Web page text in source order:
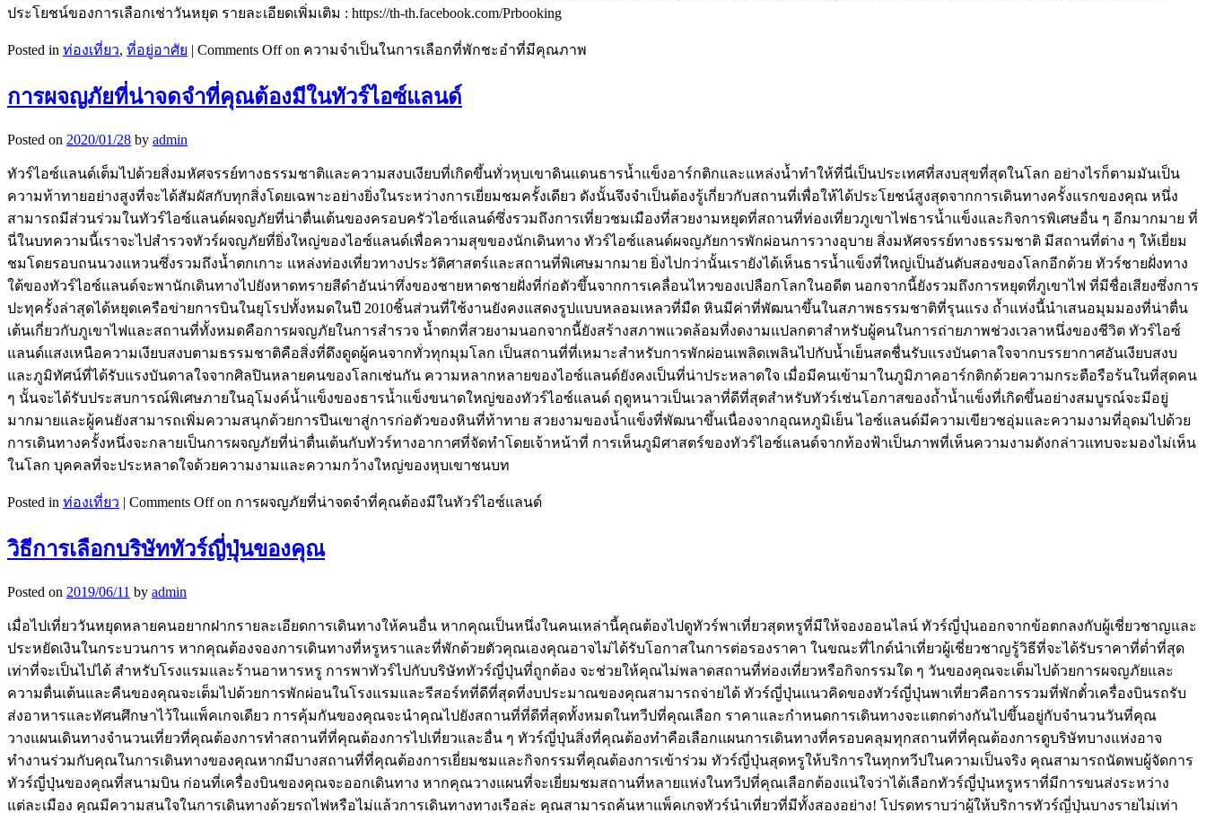
ประโยชน์ของการเลือกเช่าวันหยุด รายละเอียดเพิ่มเติม : https://th-th.facebook.com/Prbooking
Posted in ท่องเที่ยว, ที่อยู่อาศัย | Comments Offon ความจำเป็นในการเลือกที่พักชะอำที่มีคุณภาพ
การผจญภัยที่น่าจดจำที่คุณต้องมีในทัวร์ไอซ์แลนด์
Posted on 2020/01/28 by admin
ทัวร์ไอซ์แลนด์เต็มไปด้วยสิ่งมหัศจรรย์ทางธรรมชาติและความสงบเงียบที่เกิดขึ้นทั่วหุบเขาดินแดนธารน้ำแข็งอาร์กติกและแหล่งน้ำทำให้ที่นี่เป็นประเทศที่สงบสุขที่สุดในโลก อย่างไรก็ตามมันเป็น
ความท้าทายอย่างสูงที่จะได้สัมผัสกับทุกสิ่งโดยเฉพาะอย่างยิ่งในระหว่างการเยี่ยมชมครั้งเดียว ดังนั้นจึงจำเป็นต้องรู้เกี่ยวกับสถานที่เพื่อให้ได้ประโยชน์สูงสุดจากการเดินทางครั้งแรกของคุณ หนึ่ง
สามารถมีส่วนร่วมในทัวร์ไอซ์แลนด์ผจญภัยที่น่าตื่นเต้นของครอบครัวไอซ์แลนด์ซึ่งรวมถึงการเที่ยวชมเมืองที่สวยงามหยุดที่สถานที่ท่องเที่ยวภูเขาไฟธารน้ำแข็งและกิจการพิเศษอื่น ๆ อีกมากมาย ที่
นี่ในบทความนี้เราจะไปสำรวจทัวร์ผจญภัยที่ยิ่งใหญ่ของไอซ์แลนด์เพื่อความสุขของนักเดินทาง ทัวร์ไอซ์แลนด์ผจญภัยการพักผ่อนการวางอุบาย สิ่งมหัศจรรย์ทางธรรมชาติ มีสถานที่ต่าง ๆ ให้เยี่ยม
ชมโดยรอบถนนวงแหวนซึ่งรวมถึงน้ำตกเกาะ แหล่งท่องเที่ยวทางประวัติศาสตร์และสถานที่พิเศษมากมาย ยิ่งไปกว่านั้นเรายังได้เห็นธารน้ำแข็งที่ใหญ่เป็นอันดับสองของโลกอีกด้วย ทัวร์ชายฝั่งทาง
ใต้ของทัวร์ไอซ์แลนด์จะพานักเดินทางไปยังหาดทรายสีดำอันน่าทึ่งของชายหาดชายฝั่งที่ก่อตัวขึ้นจากการเคลื่อนไหวของเปลือกโลกในอดีต นอกจากนี้ยังรวมถึงการหยุดที่ภูเขาไฟ ที่มีชื่อเสียงซึ่งการ
ปะทุครั้งล่าสุดได้หยุดเครือข่ายการบินในยุโรปทั้งหมดในปี 2010ชิ้นส่วนที่ใช้งานยังคงแสดงรูปแบบหลอมเหลวที่มืด หินมีค่าที่พัฒนาขึ้นในสภาพธรรมชาติที่รุนแรง ถ้ำแห่งนี้นำเสนอมุมมองที่น่าตื่น
เต้นเกี่ยวกับภูเขาไฟและสถานที่ทั้งหมดคือการผจญภัยในการสำรวจ น้ำตกที่สวยงามนอกจากนี้ยังสร้างสภาพแวดล้อมที่งดงามแปลกตาสำหรับผู้คนในการถ่ายภาพช่วงเวลาหนึ่งของชีวิต ทัวร์ไอซ์
แลนด์แสงเหนือความเงียบสงบตามธรรมชาติคือสิ่งที่ดึงดูดผู้คนจากทั่วทุกมุมโลก เป็นสถานที่ที่เหมาะสำหรับการพักผ่อนเพลิดเพลินไปกับน้ำเย็นสดชื่นรับแรงบันดาลใจจากบรรยากาศอันเงียบสงบ
และภูมิทัศน์ที่ได้รับแรงบันดาลใจจากศิลปินหลายคนของโลกเช่นกัน ความหลากหลายของไอซ์แลนด์ยังคงเป็นที่น่าประหลาดใจ เมื่อมีคนเข้ามาในภูมิภาคอาร์กติกด้วยความกระตือรือร้นในที่สุดคน
ๆ นั้นจะได้รับประสบการณ์พิเศษภายในอุโมงค์น้ำแข็งของธารน้ำแข็งขนาดใหญ่ของทัวร์ไอซ์แลนด์ ฤดูหนาวเป็นเวลาที่ดีที่สุดสำหรับทัวร์เช่นโอกาสของถ้ำน้ำแข็งที่เกิดขึ้นอย่างสมบูรณ์จะมีอยู่
มากมายและผู้คนยังสามารถเพิ่มความสนุกด้วยการปีนเขาสู่การก่อตัวของหินที่ท้าทาย สวยงามของน้ำแข็งที่พัฒนาขึ้นเนื่องจากอุณหภูมิเย็น ไอซ์แลนด์มีความเขียวชอุ่มและความงามที่อุดมไปด้วย
การเดินทางครั้งหนึ่งจะกลายเป็นการผจญภัยที่น่าตื่นเต้นกับทัวร์ทางอากาศที่จัดทำโดยเจ้าหน้าที่ การเห็นภูมิศาสตร์ของทัวร์ไอซ์แลนด์จากท้องฟ้าเป็นภาพที่เห็นความงามดังกล่าวแทบจะมองไม่เห็น
ในโลก บุคคลที่จะประหลาดใจด้วยความงามและความกว้างใหญ่ของหุบเขาชนบท
Posted in ท่องเที่ยว | Comments Offon การผจญภัยที่น่าจดจำที่คุณต้องมีในทัวร์ไอซ์แลนด์
วิธีการเลือกบริษัททัวร์ญี่ปุ่นของคุณ
Posted on 2019/06/11 by admin
เมื่อไปเที่ยววันหยุดหลายคนอยากฝากรายละเอียดการเดินทางให้คนอื่น หากคุณเป็นหนึ่งในคนเหล่านี้คุณต้องไปดูทัวร์พาเที่ยวสุดหรูที่มีให้จองออนไลน์ ทัวร์ญี่ปุ่นออกจากข้อตกลงกับผู้เชี่ยวชาญและ
ประหยัดเงินในกระบวนการ หากคุณต้องจองการเดินทางที่หรูหราและที่พักด้วยตัวคุณเองคุณอาจไม่ได้รับโอกาสในการต่อรองราคา ในขณะที่ไกด์นำเที่ยวผู้เชี่ยวชาญรู้วิธีที่จะได้รับราคาที่ต่ำที่สุด
เท่าที่จะเป็นไปได้ สำหรับโรงแรมและร้านอาหารหรู การพาทัวร์ไปกับบริษัททัวร์ญี่ปุ่นที่ถูกต้อง จะช่วยให้คุณไม่พลาดสถานที่ท่องเที่ยวหรือกิจกรรมใด ๆ วันของคุณจะเต็มไปด้วยการผจญภัยและ
ความตื่นเต้นและคืนของคุณจะเต็มไปด้วยการพักผ่อนในโรงแรมและรีสอร์ทที่ดีที่สุดที่งบประมาณของคุณสามารถจ่ายได้ ทัวร์ญี่ปุ่นแนวคิดของทัวร์ญี่ปุ่นพาเที่ยวคือการรวมที่พักตั๋วเครื่องบินรถรับ
ส่งอาหารและทัศนศึกษาไว้ในแพ็คเกจเดียว การคุ้มกันของคุณจะนำคุณไปยังสถานที่ที่ดีที่สุดทั้งหมดในทวีปที่คุณเลือก ราคาและกำหนดการเดินทางจะแตกต่างกันไปขึ้นอยู่กับจำนวนวันที่คุณ
วางแผนเดินทางจำนวนเที่ยวที่คุณต้องการทำสถานที่ที่คุณต้องการไปเที่ยวและอื่น ๆ ทัวร์ญี่ปุ่นสิ่งที่คุณต้องทำคือเลือกแผนการเดินทางที่ครอบคลุมทุกสถานที่ที่คุณต้องการดูบริษัทบางแห่งอาจ
ทำงานร่วมกับคุณในการเดินทางของคุณหากมีบางสถานที่ที่คุณต้องการเยี่ยมชมและกิจกรรมที่คุณต้องการเข้าร่วม ทัวร์ญี่ปุ่นสุดหรูให้บริการในทุกทวีปในความเป็นจริง คุณสามารถนัดพบผู้จัดการ
ทัวร์ญี่ปุ่นของคุณที่สนามบิน ก่อนที่เครื่องบินของคุณจะออกเดินทาง หากคุณวางแผนที่จะเยี่ยมชมสถานที่หลายแห่งในทวีปที่คุณเลือกต้องแน่ใจว่าได้เลือกทัวร์ญี่ปุ่นหรูหราที่มีการขนส่งระหว่าง
แต่ละเมือง คุณมีความสนใจในการเดินทางด้วยรถไฟหรือไม่แล้วการเดินทางทางเรือล่ะ คุณสามารถค้นหาแพ็คเกจทัวร์นำเที่ยวที่มีทั้งสองอย่าง! โปรดทราบว่าผู้ให้บริการทัวร์ญี่ปุ่นบางรายไม่เท่า